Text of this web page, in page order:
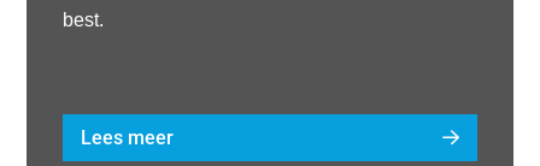
best.
Lees meer